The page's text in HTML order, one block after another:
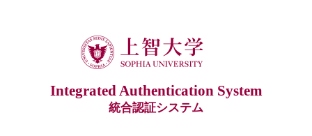
Integrated Authentication System
統合認証システム